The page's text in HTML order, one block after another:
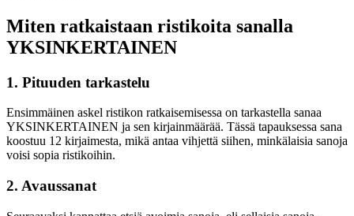
Miten ratkaistaan ristikoita sanalla
YKSINKERTAINEN
1. Pituuden tarkastelu
Ensimmäinen askel ristikon ratkaisemisessa on tarkastella sanaa
YKSINKERTAINEN ja sen kirjainmäärää. Tässä tapauksessa sana
koostuu 12 kirjaimesta, mikä antaa vihjettä siihen, minkälaisia sanoja
voisi sopia ristikoihin.
2. Avaussanat